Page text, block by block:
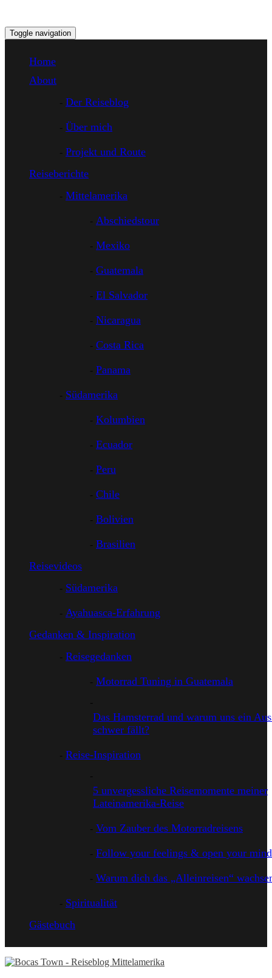
Toggle navigation
Home
About
Der Reiseblog
Über mich
Projekt und Route
Reiseberichte
Mittelamerika
Abschiedstour
Mexiko
Guatemala
El Salvador
Nicaragua
Costa Rica
Panama
Südamerika
Kolumbien
Ecuador
Peru
Chile
Bolivien
Brasilien
Reisevideos
Südamerika
Ayahuasca-Erfahrung
Gedanken & Inspiration
Reisegedanken
Motorrad Tuning in Guatemala
Das Hamsterrad und warum uns ein
schwer fällt?
Reise-Inspiration
5 unvergessliche Reisemomente meiner
Lateinamerika-Reise
Vom Zauber des Motorradreisens
Follow your feelings & open your
Warum dich das „Alleinreisen“
Spiritualität
Gästebuch